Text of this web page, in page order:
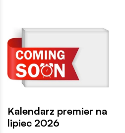
Kalendarz premier na
lipiec 2026